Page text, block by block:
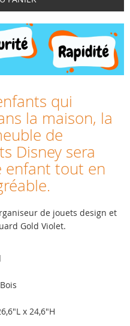
qui
la maison, la
de
Disney sera
enfant tout en
de jouets design et
Gold Violet.
x 24,6"H